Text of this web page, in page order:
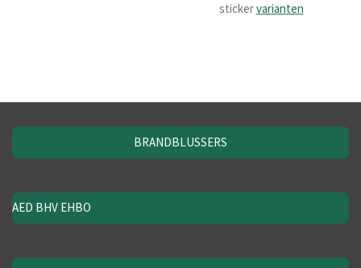
stickervarianten
BRANDBLUSSERS
AED BHV EHBO